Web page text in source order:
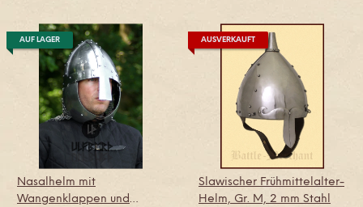
AUF LAGER
Nasalhelm mit
Wangenklappen und
AUSVERKAUFT
Slawischer Frühmittelalter-
Helm, Gr. M, 2 mm Stahl